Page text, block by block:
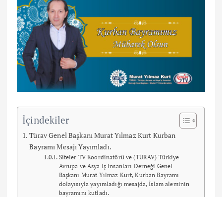
İçindekiler
Türav Genel Başkanı Murat Yılmaz Kurt Kurban
Bayramı Mesajı Yayımladı.
Siteler TV Koordinatörü ve (TÜRAV) Türkiye
Avrupa ve Asya İş İnsanları Derneği Genel
Başkanı Murat Yılmaz Kurt, Kurban Bayramı
dolayısıyla yayımladığı mesajda, İslam aleminin
bayramını kutladı.